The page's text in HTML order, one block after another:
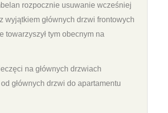
rozpocznie usuwanie wcześniej
głównych drzwi frontowych
towarzyszył tym obecnym na
na głównych drzwiach
głównych drzwi do apartamentu